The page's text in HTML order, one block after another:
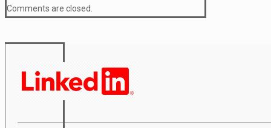
Comments are closed.